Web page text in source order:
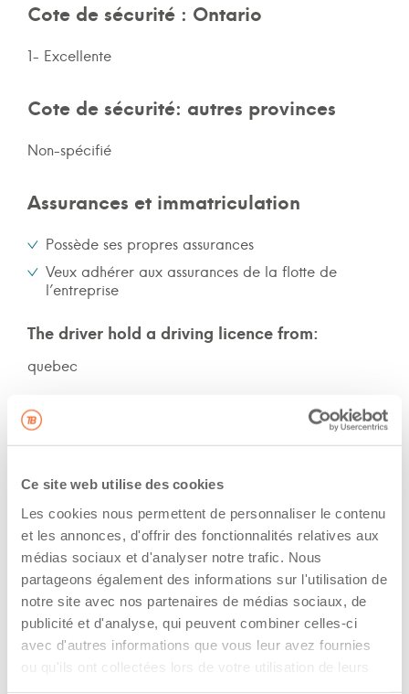
Ce site web utilise des cookies
Les cookies nous permettent de personnaliser le contenu
et les annonces, d'offrir des fonctionnalités relatives aux
médias sociaux et d'analyser notre trafic. Nous
partageons également des informations sur l'utilisation de
notre site avec nos partenaires de médias sociaux, de
publicité et d'analyse, qui peuvent combiner celles-ci
avec d'autres informations que vous leur avez fournies
ou qu'ils ont collectées lors de votre utilisation de leurs
Cote de sécurité : Ontario
1- Excellente
Cote de sécurité: autres provinces
Non-spécifié
Assurances et immatriculation
Possède ses propres assurances
Veux adhérer aux assurances de la flotte de
l’entreprise
The driver hold a driving licence from:
quebec
Has a vehicle registered in the following
province:
Diplômes et certifications
Formations / certifications - Système d'information
sur les marchandises dangereuses utilisées au
travail (SIMDUT)
Formations / certifications - Certification de
conduite d'un chariot élévateur (cariste)